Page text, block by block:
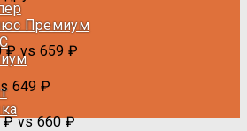
Премиум
₽ vs 659 ₽
649 ₽
vs 660 ₽